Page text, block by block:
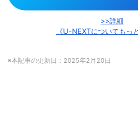
>>詳細
《U-NEXTについてもっ
※本記事の更新日：2025年2月20日